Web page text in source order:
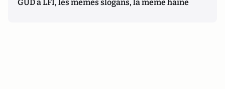
GUD à LFI, les mêmes slogans, la même haine